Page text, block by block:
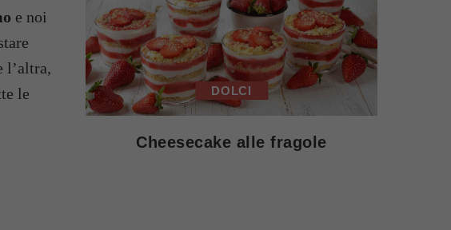
e noi
l’altra,
le
DOLCI
Cheesecake alle fragole